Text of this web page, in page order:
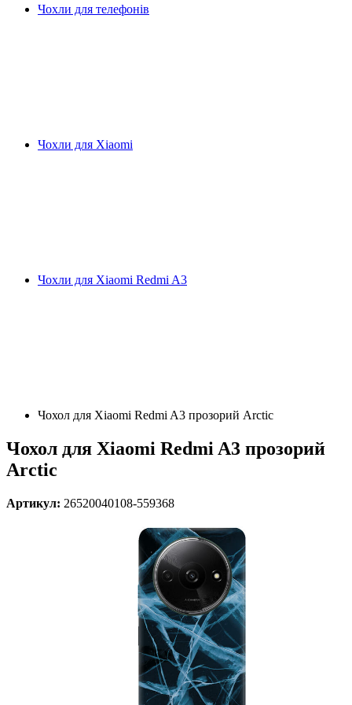
Чохли для телефонів
Чохли для Xiaomi
Чохли для Xiaomi Redmi A3
Чохол для Xiaomi Redmi A3 прозорий Arctic
Чохол для Xiaomi Redmi A3 прозорий
Arctic
Артикул: 26520040108-559368